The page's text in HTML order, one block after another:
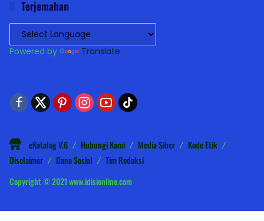
Terjemahan
Powered by Translate
eKatalog V.6 Hubungi Kami Media Siber
Kode Etik
Disclaimer
Dana Sosial
Tim Redaksi
Copyright © 2021 www.idisionline.com